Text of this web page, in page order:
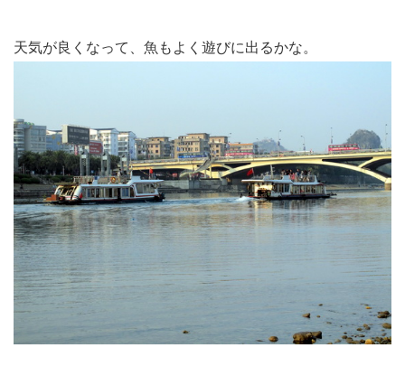
天気が良くなって、魚もよく遊びに出るかな。